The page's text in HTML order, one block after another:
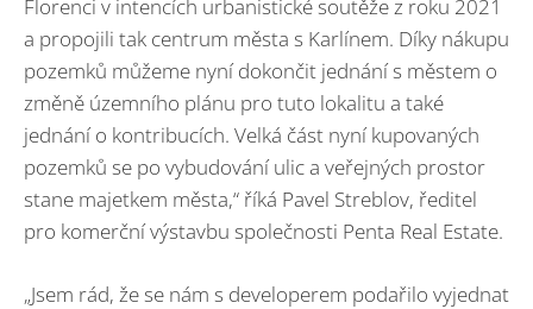
Florenci v intencích urbanistické soutěže z roku 2021
a propojili tak centrum města s Karlínem. Díky nákupu
pozemků můžeme nyní dokončit jednání s městem o
změně územního plánu pro tuto lokalitu a také
jednání o kontribucích. Velká část nyní kupovaných
pozemků se po vybudování ulic a veřejných prostor
stane majetkem města,“ říká Pavel Streblov, ředitel
pro komerční výstavbu společnosti Penta Real Estate.
„Jsem rád, že se nám s developerem podařilo vyjednat